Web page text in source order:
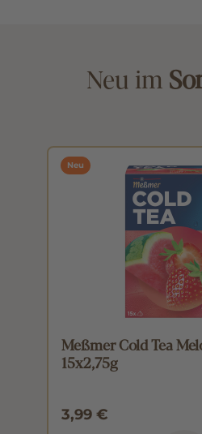
Neu im
Neu
Meßmer Cold Tea
15x2,75g
3,99 €